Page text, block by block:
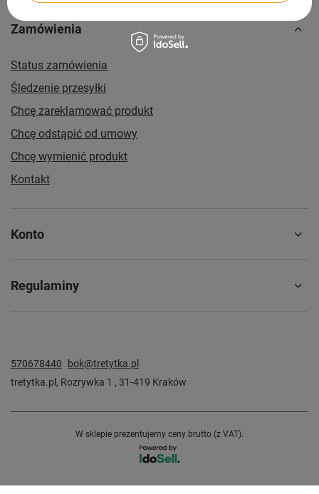
Zamówienia
Status zamówienia
Śledzenie przesyłki
Chcę zareklamować produkt
Chcę odstąpić od umowy
Chcę wymienić produkt
Kontakt
Konto
Regulaminy
570678440
bok@tretytka.pl
tretytka.pl , Rozrywka 1 , 31-419 Kraków
W sklepie prezentujemy ceny brutto (z VAT).